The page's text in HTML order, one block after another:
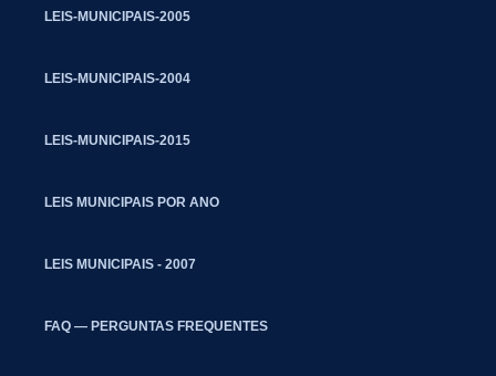
LEIS-MUNICIPAIS-2005
LEIS-MUNICIPAIS-2004
LEIS-MUNICIPAIS-2015
LEIS MUNICIPAIS POR ANO
LEIS MUNICIPAIS - 2007
FAQ — PERGUNTAS FREQUENTES